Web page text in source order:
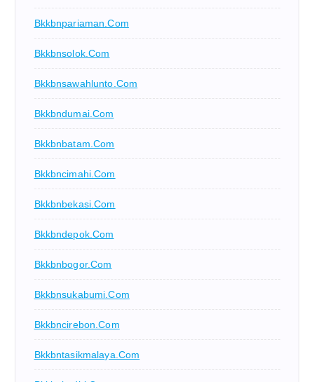
Bkkbnpariaman.com
Bkkbnsolok.com
Bkkbnsawahlunto.com
Bkkbndumai.com
Bkkbnbatam.com
Bkkbncimahi.com
Bkkbnbekasi.com
Bkkbndepok.com
Bkkbnbogor.com
Bkkbnsukabumi.com
Bkkbncirebon.com
Bkkbntasikmalaya.com